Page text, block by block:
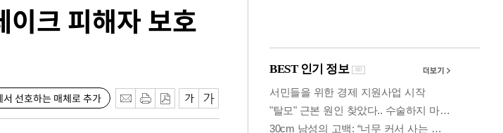
크 피해자 보호
서 선호하는 매체로 추가